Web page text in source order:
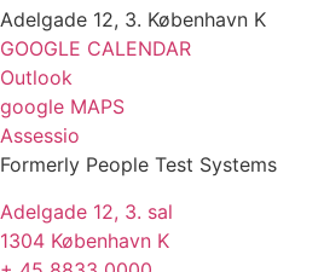
Adelgade 12, 3. København K
GOOGLE CALENDAR
Outlook
google MAPS
Assessio
Formerly People Test Systems
Adelgade 12, 3. sal
1304 København K